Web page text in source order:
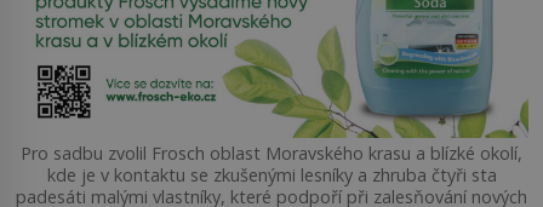
Pro sadbu zvolil Frosch oblast Moravského krasu a blízké okolí,
kde je v kontaktu se zkušenými lesníky a zhruba čtyři sta
padesáti malými vlastníky, které podpoří při zalesňování nových